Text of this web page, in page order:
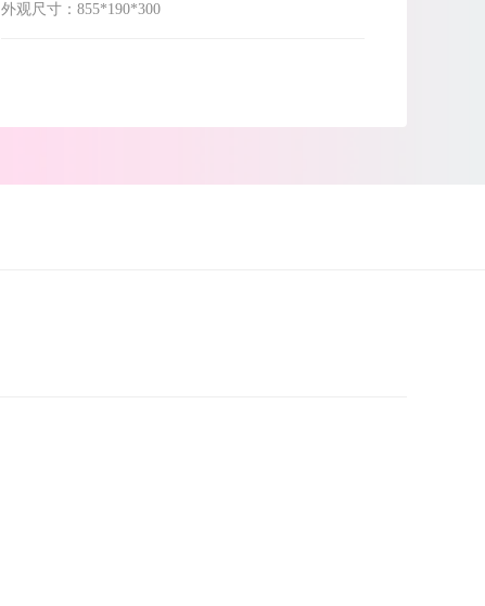
外观尺寸：855*190*300